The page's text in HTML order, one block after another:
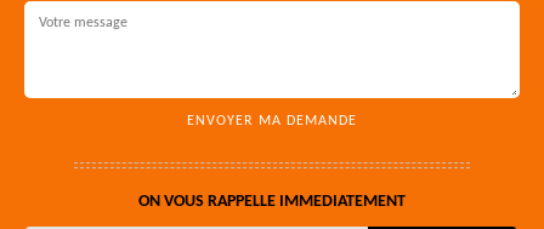
ON VOUS RAPPELLE IMMEDIATEMENT